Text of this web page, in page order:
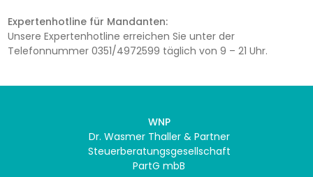
Expertenhotline für Mandanten:
Unsere Expertenhotline erreichen Sie unter der
Telefonnummer 0351/4972599 täglich von 9 – 21 Uhr.
WNP
Dr. Wasmer Thaller & Partner
Steuerberatungsgesellschaft
PartG mbB